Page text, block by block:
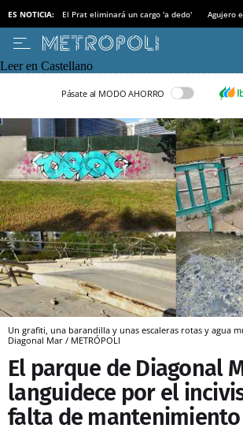
ES NOTICIA: El Prat eliminará un cargo 'a dedo' Agujero
Leer en Castellano
Pásate al MODO AHORRO
Un grafiti, una barandilla y unas escaleras rotas y agua
Diagonal Mar / METRÓPOLI
El parque de Diagonal
languidece por el
falta de mantenimiento